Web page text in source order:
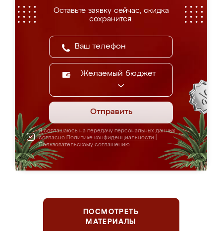
Оставьте заявку сейчас, скидка
сохранится.
Желаемый бюджет
Отправить
Я соглашаюсь на передачу персональных данных
согласно Политике конфиденциальности
Пользовательскому соглашению
ПОСМОТРЕТЬ
МАТЕРИАЛЫ